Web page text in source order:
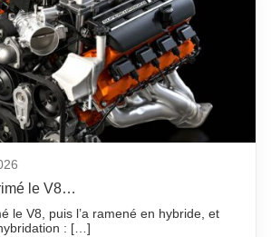
le V8…
le V8, puis l’a ramené en hybride, et
: […]